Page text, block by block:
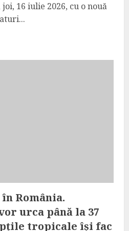
16 iulie 2026, cu o nouă
România.
urca până la 37
tropicale își fac